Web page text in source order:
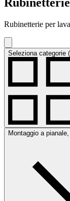
Rubinetterie per
Seleziona categorie
Montaggio a